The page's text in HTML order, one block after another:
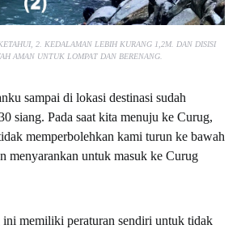
2. KEDALAMAN LEBIH KURANG 1,2M. DAN DISISI
AMAN UNTUK LOMPAT DAN BERENANG.
sampai di lokasi destinasi sudah
siang. Pada saat kita menuju ke Curug,
memperbolehkan kami turun ke bawah
menyarankan untuk masuk ke Curug
memiliki peraturan sendiri untuk tidak